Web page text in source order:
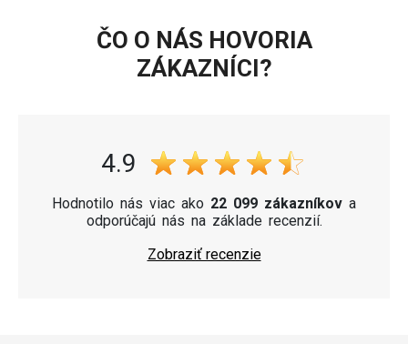
ČO O NÁS HOVORIA
ZÁKAZNÍCI?
4.9
Hodnotilo nás viac ako 22 099 zákazníkov a
odporúčajú nás na základe recenzií.
Zobraziť recenzie